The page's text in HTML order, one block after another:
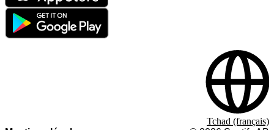
Tchad (français)